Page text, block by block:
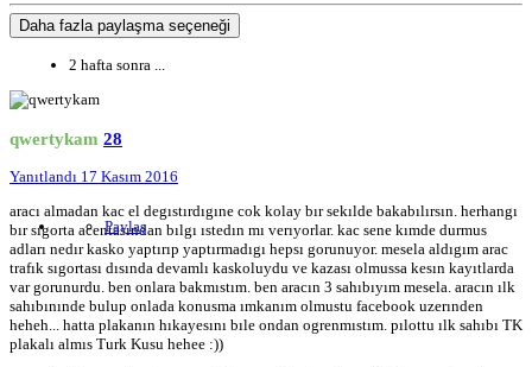
Daha fazla paylaşma seçeneği
2 hafta sonra ...
qwertykam 28
Yanıtlandı 17 Kasım 2016
Paylaş
aracı almadan kac el degıstırdıgıne cok kolay bır sekılde bakabılırsın. herhangı
bır sıgorta acentasından bılgı ıstedın mı verıyorlar. kac sene kımde durmus
adları nedır kasko yaptırıp yaptırmadıgı hepsı gorunuyor. mesela aldıgım arac
trafık sıgortası dısında devamlı kaskoluydu ve kazası olmussa kesın kayıtlarda
var gorunurdu. ben onlara bakmıstım. ben aracın 3 sahıbıyım mesela. aracın ılk
sahıbınınde bulup onlada konusma ımkanım olmustu facebook uzerınden
heheh... hatta plakanın hıkayesını bıle ondan ogrenmıstım. pılottu ılk sahıbı TK
plakalı almıs Turk Kusu hehee :))